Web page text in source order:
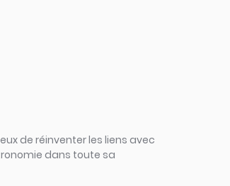
de réinventer les liens avec
dans toute sa